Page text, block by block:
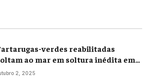
verdes reabilitadas
ao mar em soltura inédita em
Seca
2, 2025